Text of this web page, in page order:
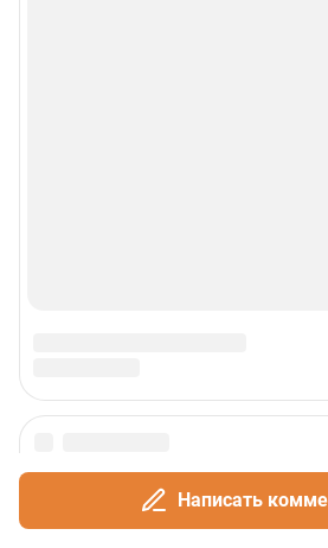
Написать